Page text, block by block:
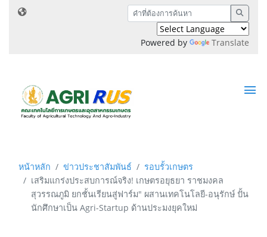
Powered by Translate
หน้าหลัก ข่าวประชาสัมพันธ์
รอบรั้วเกษตร
เสริมแกร่งประสบการณ์จริง! เกษตรอยุธยา ราชมงคล
สุวรรณภูมิ ยกชั้นเรียนสู่ฟาร์ม" ผสานเทคโนโลยี-อนุรักษ์ ปั้น
นักศึกษาเป็น Agri-Startup ด้านประมงยุคใหม่